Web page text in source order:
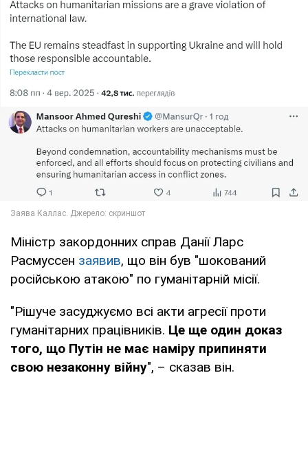
Міністр закордонних справ Данії Ларс
Расмуссен заявив, що він був "шокований
російською атакою" по гуманітарній місії.
"Рішуче засуджуємо всі акти агресії проти
гуманітарних працівників. Це ще один доказ
того, що Путін не має наміру припиняти
свою незаконну війну", – сказав він.